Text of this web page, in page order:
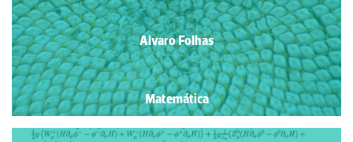
Alvaro Folhas
Matemática